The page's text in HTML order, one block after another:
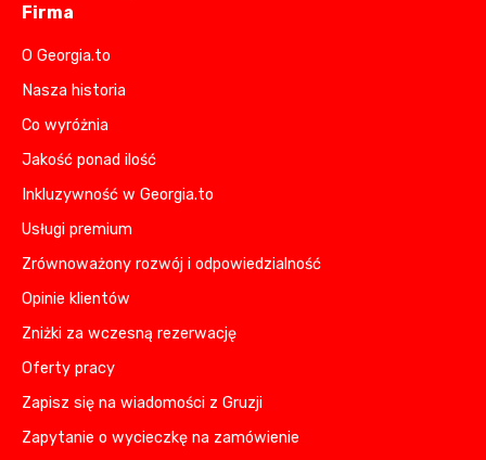
Firma
O Georgia.to
Nasza historia
Co wyróżnia
Jakość ponad ilość
Inkluzywność w Georgia.to
Usługi premium
Zrównoważony rozwój i odpowiedzialność
Opinie klientów
Zniżki za wczesną rezerwację
Oferty pracy
Zapisz się na wiadomości z Gruzji
Zapytanie o wycieczkę na zamówienie